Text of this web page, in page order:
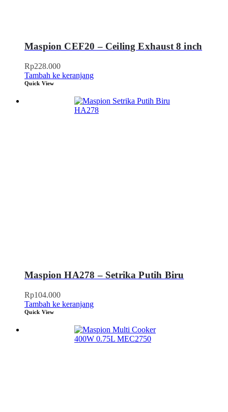
Maspion CEF20 – Ceiling Exhaust 8 inch
Rp228.000
Tambah ke keranjang
Quick View
Maspion HA278 – Setrika Putih Biru
Rp104.000
Tambah ke keranjang
Quick View